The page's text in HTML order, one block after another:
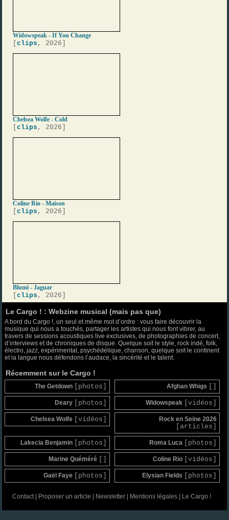
Widowspeak - If You Change
[clips , 2026]
Chelsea Wolfe - Cold
[clips , 2026]
Coline Rio - Maison
[clips , 2026]
Blumi - Jaguar
[clips , 2026]
Le Cargo ! : Webzine musical (mais pas que)
A bord du Cargo !, un seul et même mot d’ordre : vous faire découvrir la
musique qui nous a touchés, partager les artistes qui nous font vibrer, au
travers de sessions acoustiques live exclusives, de photographies de concert,
d’interviews et de chroniques de disque. Quelque soit le style, rock indé, folk,
électro, jazz, expérimental, psychédélique, chanson, quelque soit le continent
et la langue nous défendons l’audace, la sincérité et le talent.
Récemment sur le Cargo !
The Getdown [photos] Afghan Whigs
Deary [photos] Widowspeak [vidéos]
Chelsea Wolfe [vidéos] Rock en Seine 2026
[articles]
Lakecia Benjamin [photos] Roma Luca [photos]
Marine Quéméré Coline Rio [vidéos]
Gaël Faye [photos] Elysian Fields [photos]
Contact| Proposer un article | Newsletter| Mentions légales| Le Cargo !